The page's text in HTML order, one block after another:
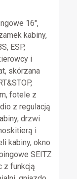
16″,
kabiny,
ESP,
i
skórzana
fotele z
z regulacją
drzwi
i
kabiny, okno
SEITZ
z funkcją